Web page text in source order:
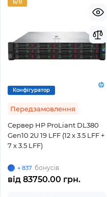
Б/В
Конфігуратор
Передзамовлення
Сервер HP ProLiant DL380
Gen10 2U 19 LFF (12 x 3.5 LFF +
7 x 3.5 LFF)
+ 837 бонусів
від 83750.00 грн.